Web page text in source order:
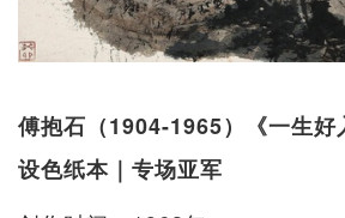
傅抱石（1904-1965）《一生好
设色纸本｜专场亚军